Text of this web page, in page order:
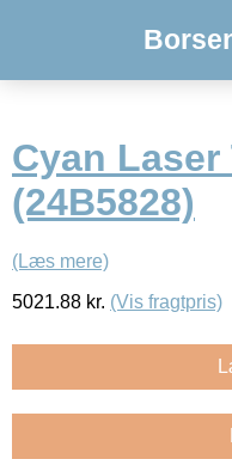
Cyan Laser
(24B5828)
(Læs mere)
5021.88 kr. (Vis fragtpris)